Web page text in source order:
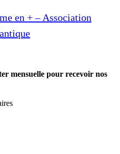
en + – Association
mensuelle pour recevoir nos